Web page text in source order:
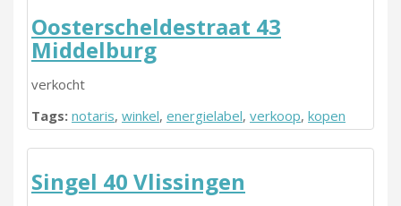
Oosterscheldestraat 43
Middelburg
verkocht
Tags: notaris, winkel, energielabel, verkoop, kopen
Singel 40 Vlissingen